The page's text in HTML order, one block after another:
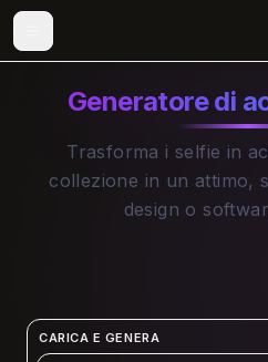
Generatore di
Trasforma i selfie in
collezione in un attimo,
design o
CARICA E GENERA